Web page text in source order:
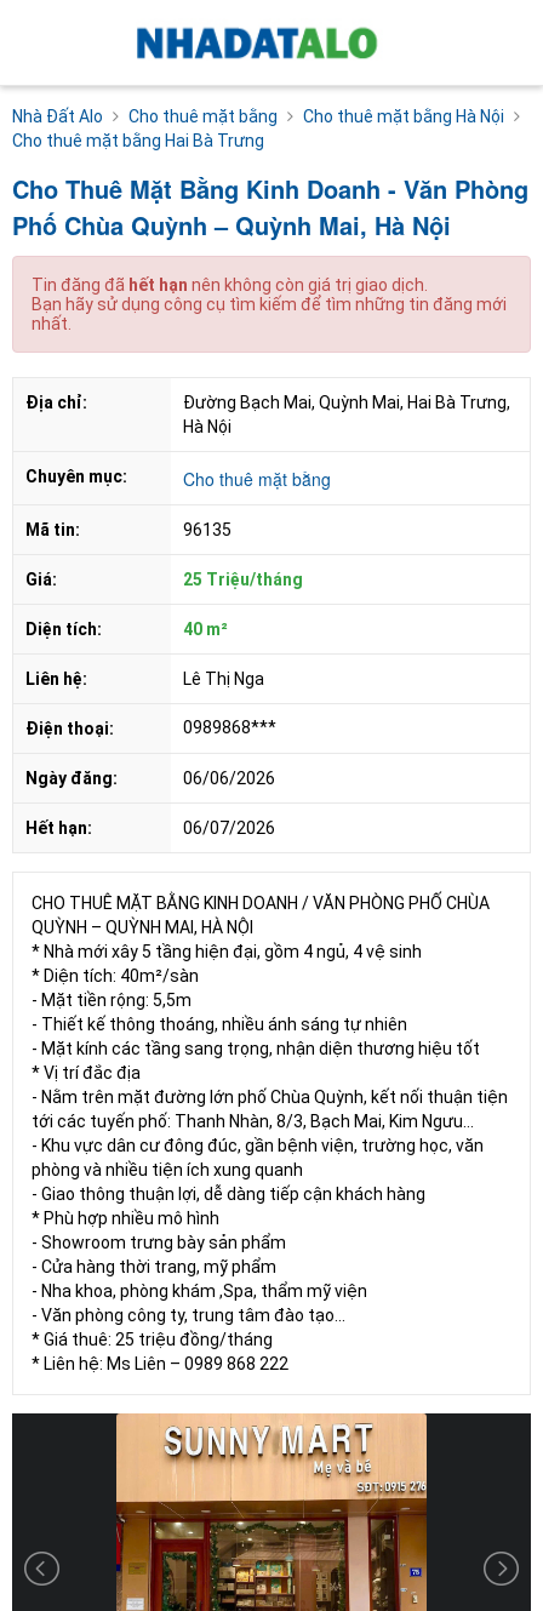
Nhà Đất Alo Cho thuê mặt bằng
Cho thuê mặt bằng Hà Nội
Cho thuê mặt bằng Hai Bà Trưng
Cho Thuê Mặt Bằng Kinh Doanh - Văn Phòng
Phố Chùa Quỳnh – Quỳnh Mai, Hà Nội
Tin đăng đã hết hạn nên không còn giá trị giao dịch.
Bạn hãy sử dụng công cụ tìm kiếm để tìm những tin đăng mới
nhất.
Địa chỉ:
Đường Bạch Mai, Quỳnh Mai, Hai Bà Trưng,
Hà Nội
Chuyên mục: Cho thuê mặt bằng
Mã tin: 96135
Giá: 25 Triệu/tháng
Diện tích: 40 m²
Liên hệ: Lê Thị Nga
Điện thoại: 0989868***
Ngày đăng: 06/06/2026
Hết hạn: 06/07/2026
CHO THUÊ MẶT BẰNG KINH DOANH / VĂN PHÒNG PHỐ CHÙA
QUỲNH – QUỲNH MAI, HÀ NỘI
* Nhà mới xây 5 tầng hiện đại, gồm 4 ngủ, 4 vệ sinh
* Diện tích: 40m²/sàn
- Mặt tiền rộng: 5,5m
- Thiết kế thông thoáng, nhiều ánh sáng tự nhiên
- Mặt kính các tầng sang trọng, nhận diện thương hiệu tốt
* Vị trí đắc địa
- Nằm trên mặt đường lớn phố Chùa Quỳnh, kết nối thuận tiện
tới các tuyến phố: Thanh Nhàn, 8/3, Bạch Mai, Kim Ngưu...
- Khu vực dân cư đông đúc, gần bệnh viện, trường học, văn
phòng và nhiều tiện ích xung quanh
- Giao thông thuận lợi, dễ dàng tiếp cận khách hàng
* Phù hợp nhiều mô hình
- Showroom trưng bày sản phẩm
- Cửa hàng thời trang, mỹ phẩm
- Nha khoa, phòng khám ,Spa, thẩm mỹ viện
- Văn phòng công ty, trung tâm đào tạo...
* Giá thuê: 25 triệu đồng/tháng
* Liên hệ: Ms Liên – 0989 868 222